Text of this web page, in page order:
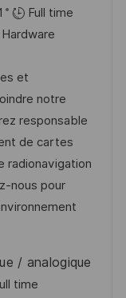
Full time
Hardware
et
notre
responsable
de cartes
radionavigation
nous pour
/ analogique
time